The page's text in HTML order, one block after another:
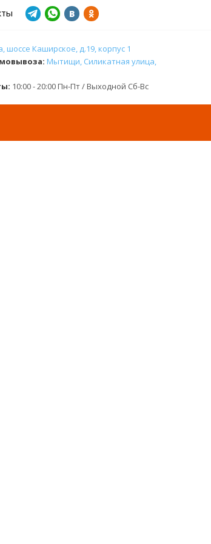
шоссе Каширское, д.19, корпус 1
Мытищи, Силикатная улица,
10:00 - 20:00 Пн-Пт / Выходной Сб-Вс